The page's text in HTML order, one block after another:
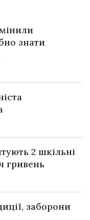
знати
2 шкільні
гривень
заборони